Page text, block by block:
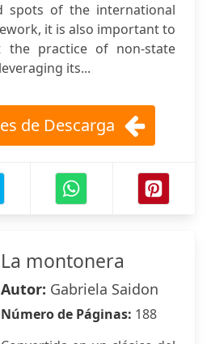
spots of the international
it is also important to
the practice of non-state
its...
de Descarga
La montonera
Autor: Gabriela Saidon
Número de Páginas: 188